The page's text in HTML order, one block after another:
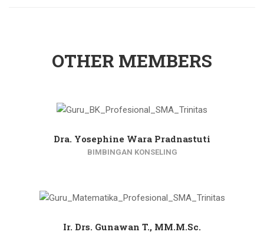
OTHER MEMBERS
Dra. Yosephine Wara Pradnastuti
BIMBINGAN KONSELING
Ir. Drs. Gunawan T., MM.M.Sc.